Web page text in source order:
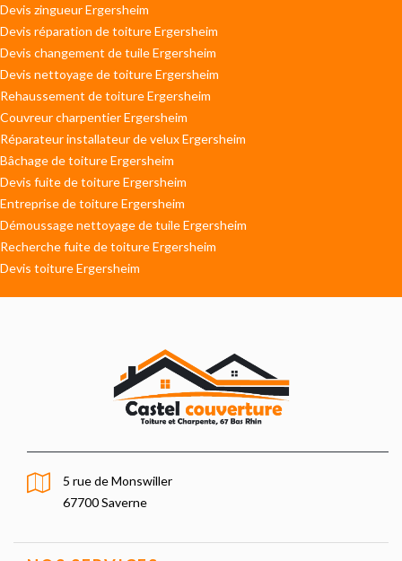
Devis zingueur Ergersheim
Devis réparation de toiture Ergersheim
Devis changement de tuile Ergersheim
Devis nettoyage de toiture Ergersheim
Rehaussement de toiture Ergersheim
Couvreur charpentier Ergersheim
Réparateur installateur de velux Ergersheim
Bâchage de toiture Ergersheim
Devis fuite de toiture Ergersheim
Entreprise de toiture Ergersheim
Démoussage nettoyage de tuile Ergersheim
Recherche fuite de toiture Ergersheim
Devis toiture Ergersheim
5 rue de Monswiller
67700 Saverne